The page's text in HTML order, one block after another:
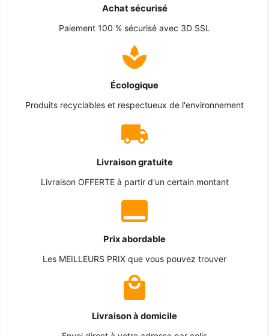
Achat sécurisé
Paiement 100 % sécurisé avec 3D SSL
Écologique
Produits recyclables et respectueux de l'environnement
Livraison gratuite
Livraison OFFERTE à partir d'un certain montant
Prix abordable
Les MEILLEURS PRIX que vous pouvez trouver
Livraison à domicile